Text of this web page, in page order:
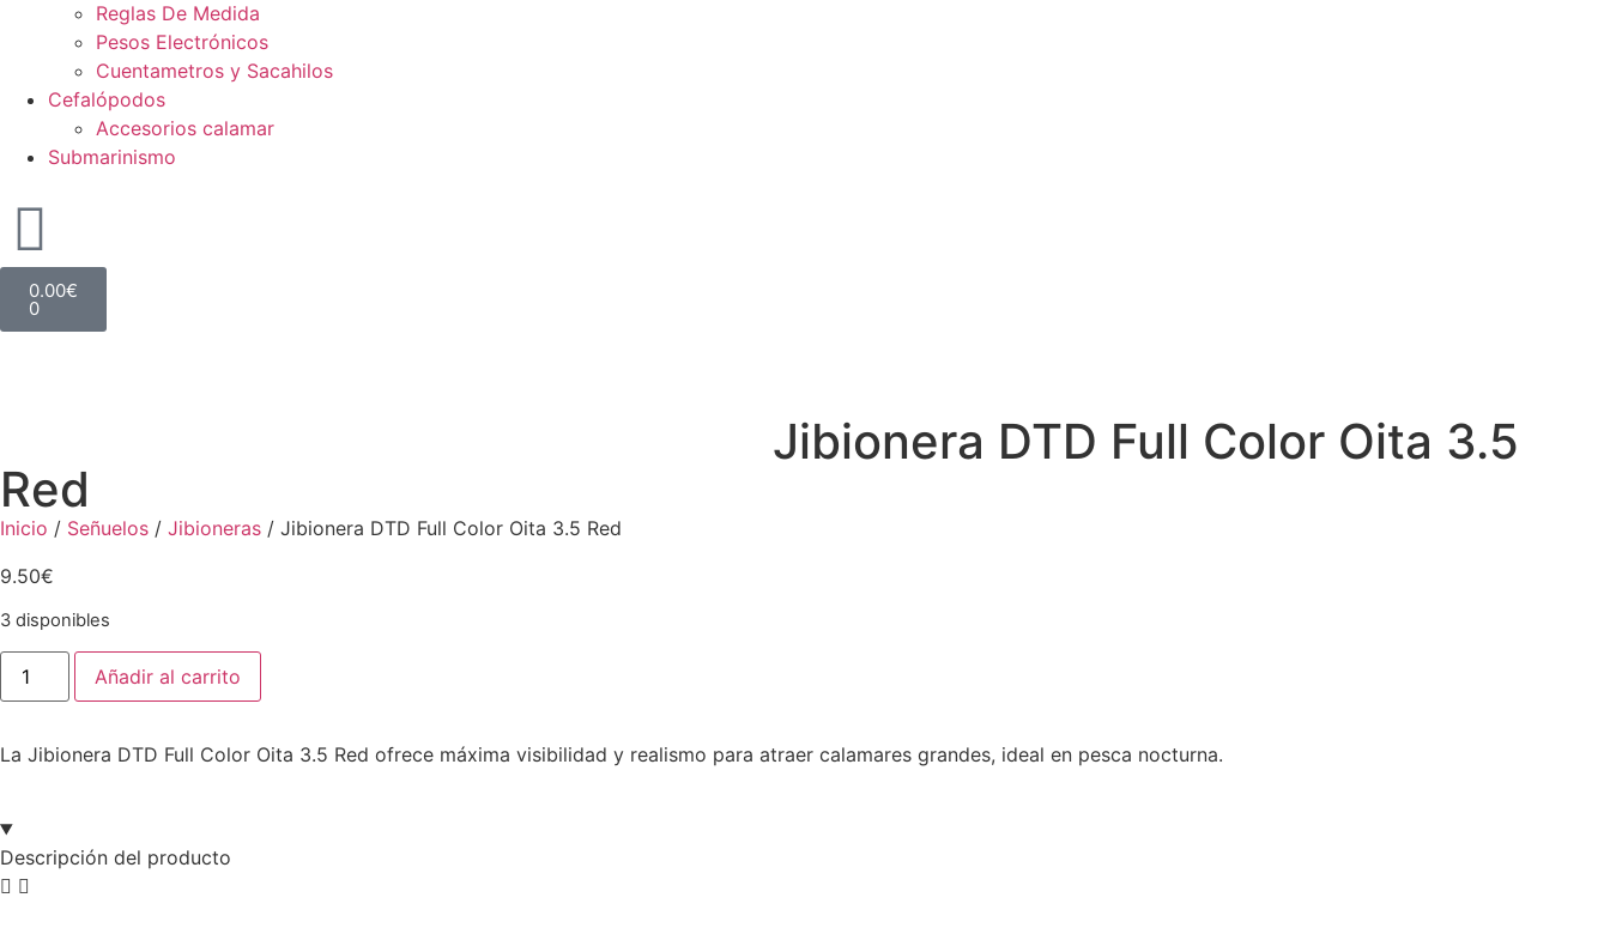
Reglas De Medida
Pesos Electrónicos
Cuentametros y Sacahilos
Cefalópodos
Accesorios calamar
Submarinismo
0.00€
0
Jibionera DTD Full Color Oita 3.5
Red
Inicio / Señuelos / Jibioneras / Jibionera DTD Full Color Oita 3.5 Red
9.50€
3 disponibles
Añadir al carrito
La Jibionera DTD Full Color Oita 3.5 Red ofrece máxima visibilidad y realismo para atraer calamares grandes, ideal en pesca nocturna.
Descripción del producto